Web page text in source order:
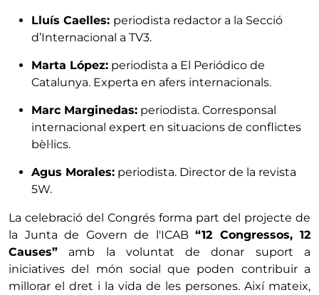
Lluís Caelles: periodista redactor a la Secció
d’Internacional a TV3.
Marta López: periodista a El Periódico de
Catalunya. Experta en afers internacionals.
Marc Marginedas: periodista. Corresponsal
internacional expert en situacions de conflictes
bèl·lics.
Agus Morales: periodista. Director de la revista
5W.
La celebració del Congrés forma part del projecte de
la Junta de Govern de l'ICAB “12 Congressos, 12
Causes” amb la voluntat de donar suport a
iniciatives del món social que poden contribuir a
millorar el dret i la vida de les persones. Així mateix,